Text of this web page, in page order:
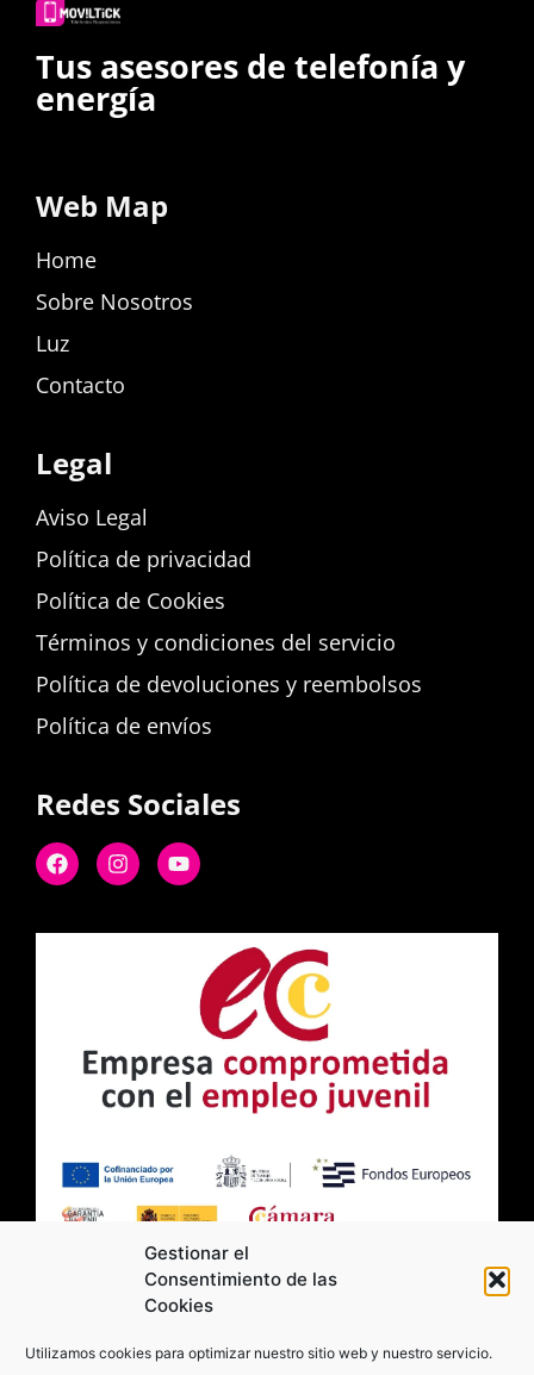
Gestionar el
Consentimiento de las
Cookies
Utilizamos cookies para optimizar nuestro sitio web y nuestro servicio.
Tus asesores de telefonía y
energía
Web Map
Home
Sobre Nosotros
Luz
Contacto
Legal
Aviso Legal
Política de privacidad
Política de Cookies
Términos y condiciones del servicio
Política de devoluciones y reembolsos
Política de envíos
Redes Sociales
2026 Moviltick technologies. Todos los